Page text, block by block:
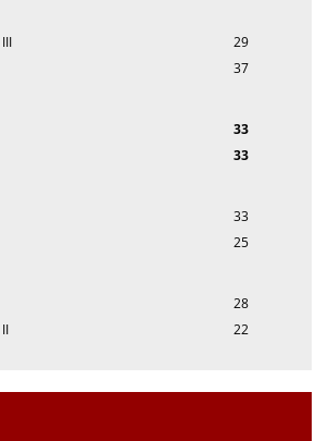
29
37
33
33
33
25
28
22